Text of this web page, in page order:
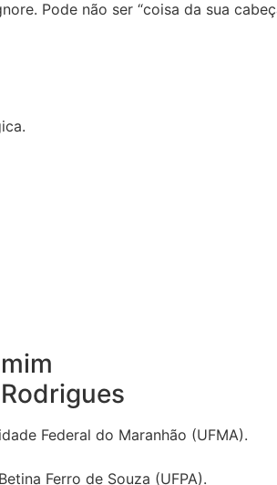
Pode não ser “coisa da sua
Federal do Maranhão (UFMA).
Ferro de Souza (UFPA).